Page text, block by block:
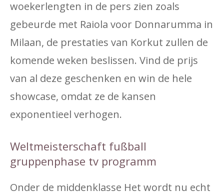
woekerlengten in de pers zien zoals
gebeurde met Raiola voor Donnarumma in
Milaan, de prestaties van Korkut zullen de
komende weken beslissen. Vind de prijs
van al deze geschenken en win de hele
showcase, omdat ze de kansen
exponentieel verhogen.
Weltmeisterschaft fußball
gruppenphase tv programm
Onder de middenklasse Het wordt nu echt